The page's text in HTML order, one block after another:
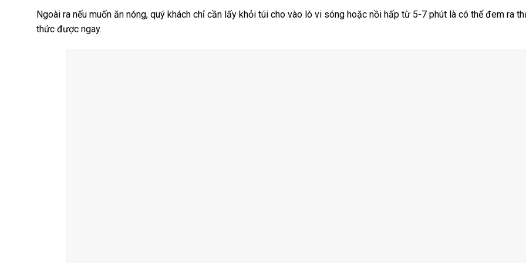
Ngoài ra nếu muốn ăn nóng, quý khách chỉ cần lấy khỏi túi cho vào lò vi sóng hoặc nồi hấp từ 5-7 phút là có thể đem ra
thức được ngay.